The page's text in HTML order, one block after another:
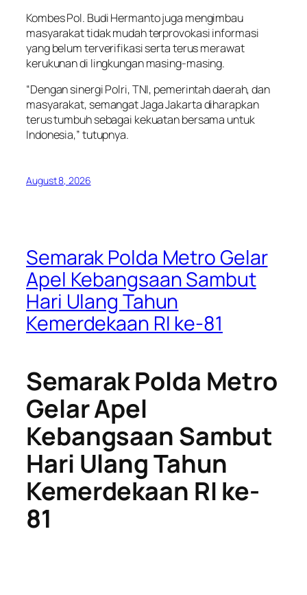
Kombes Pol. Budi Hermanto juga mengimbau
masyarakat tidak mudah terprovokasi informasi
yang belum terverifikasi serta terus merawat
kerukunan di lingkungan masing-masing.
“Dengan sinergi Polri, TNI, pemerintah daerah, dan
masyarakat, semangat Jaga Jakarta diharapkan
terus tumbuh sebagai kekuatan bersama untuk
Indonesia,” tutupnya.
August 8, 2026
Semarak Polda Metro Gelar
Apel Kebangsaan Sambut
Hari Ulang Tahun
Kemerdekaan RI ke-81
Semarak Polda Metro
Gelar Apel
Kebangsaan Sambut
Hari Ulang Tahun
Kemerdekaan RI ke-
81